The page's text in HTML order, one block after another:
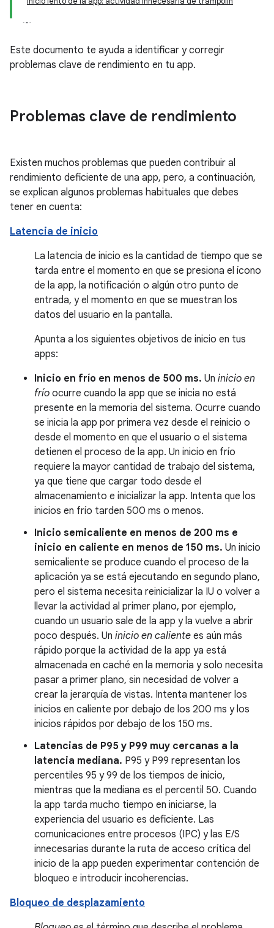
Este documento te ayuda a identificar y corregir
problemas clave de rendimiento en tu app.
Problemas clave de rendimiento
Existen muchos problemas que pueden contribuir al
rendimiento deficiente de una app, pero, a continuación,
se explican algunos problemas habituales que debes
tener en cuenta:
Latencia de inicio
La latencia de inicio es la cantidad de tiempo que se
tarda entre el momento en que se presiona el ícono
de la app, la notificación o algún otro punto de
entrada, y el momento en que se muestran los
datos del usuario en la pantalla.
Apunta a los siguientes objetivos de inicio en tus
apps:
Inicio en frío en menos de 500 ms. Un inicio en
frío ocurre cuando la app que se inicia no está
presente en la memoria del sistema. Ocurre cuando
se inicia la app por primera vez desde el reinicio o
desde el momento en que el usuario o el sistema
detienen el proceso de la app. Un inicio en frío
requiere la mayor cantidad de trabajo del sistema,
ya que tiene que cargar todo desde el
almacenamiento e inicializar la app. Intenta que los
inicios en frío tarden 500 ms o menos.
Inicio semicaliente en menos de 200 ms e
inicio en caliente en menos de 150 ms. Un inicio
semicaliente se produce cuando el proceso de la
aplicación ya se está ejecutando en segundo plano,
pero el sistema necesita reinicializar la IU o volver a
llevar la actividad al primer plano, por ejemplo,
cuando un usuario sale de la app y la vuelve a abrir
poco después. Un inicio en caliente es aún más
rápido porque la actividad de la app ya está
almacenada en caché en la memoria y solo necesita
pasar a primer plano, sin necesidad de volver a
crear la jerarquía de vistas. Intenta mantener los
inicios en caliente por debajo de los 200 ms y los
inicios rápidos por debajo de los 150 ms.
Latencias de P95 y P99 muy cercanas a la
latencia mediana. P95 y P99 representan los
percentiles 95 y 99 de los tiempos de inicio,
mientras que la mediana es el percentil 50. Cuando
la app tarda mucho tiempo en iniciarse, la
experiencia del usuario es deficiente. Las
comunicaciones entre procesos (IPC) y las E/S
innecesarias durante la ruta de acceso crítica del
inicio de la app pueden experimentar contención de
bloqueo e introducir incoherencias.
Bloqueo de desplazamiento